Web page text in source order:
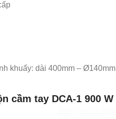
khuấy: dài 400mm – Ø140mm
cầm tay DCA-1 900 W